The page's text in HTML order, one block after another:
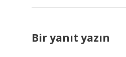
Bir yanıt yazın